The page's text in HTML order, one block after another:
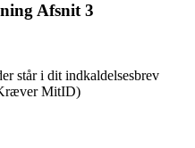
Afsnit 3
står i dit indkaldelsesbrev
MitID)